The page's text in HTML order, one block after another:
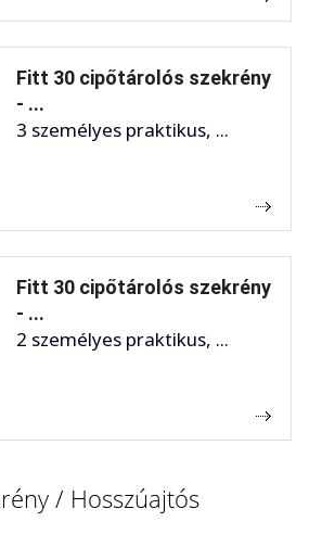
Fitt 30 cipőtárolós szekrény
- ...
3 személyes praktikus, ...
Fitt 30 cipőtárolós szekrény
- ...
2 személyes praktikus, ...
/ Hosszúajtós